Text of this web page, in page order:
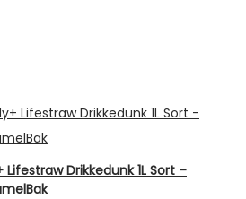
Drikkedunk 1L Sort –